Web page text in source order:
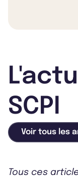
SCPI
Voir tous les
Tous ces